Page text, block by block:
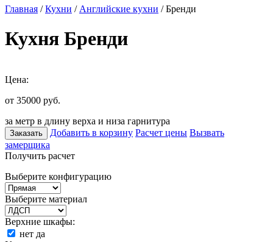
Главная /Кухни / Английские кухни / Бренди
Кухня Бренди
Цена:
от 35000 руб.
за метр в длину верха и низа гарнитура
Заказать Добавить в корзину Расчет цены Вызвать
замерщика
Получить расчет
Выберите конфигурацию
Выберите материал
Верхние шкафы:
нет да